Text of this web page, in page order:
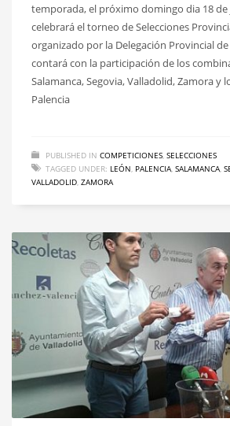
temporada, el próximo domingo dia 18 de
celebrará el torneo de Selecciones
organizado por la Delegación Provincial
contará con la participación de los
Salamanca, Segovia, Valladolid, Zamora y
Palencia
PUBLISHED IN COMPETICIONES SELECCIONES
TAGGED UNDER: LEÓN PALENCIA SALAMANCA
VALLADOLID ZAMORA